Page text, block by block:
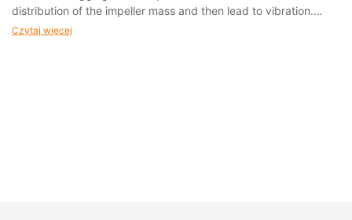
distribution of the impeller mass and then lead to vibration.
Impellers should be checked and maintained at a regular time
Czytaj więcej